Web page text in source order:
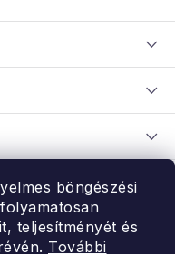
böngészési
teljesítményét és
További